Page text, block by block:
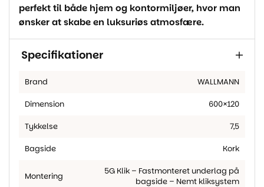
perfekt til både hjem og kontormiljøer, hvor man
ønsker at skabe en luksuriøs atmosfære.
Specifikationer
Brand WALLMANN
Dimension 600×120
Tykkelse 7,5
Bagside Kork
Montering
5G Klik – Fastmonteret underlag på
bagside – Nemt kliksystem